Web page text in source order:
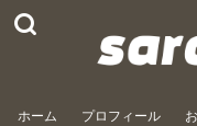
ホーム プロフィール